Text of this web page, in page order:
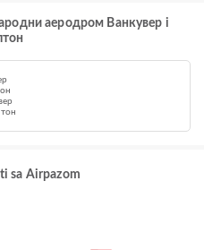
аеродром Ванкувер i
sa Airpazom